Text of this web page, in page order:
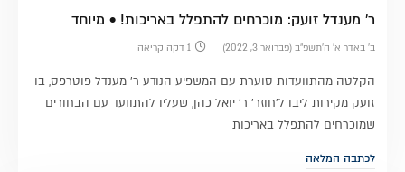
ר' מענדל זועק: מוכרחים להתפלל באריכות! • מיוחד
ב׳ באדר א׳ ה׳תשפ״ב (פברואר 3, 2022) 1 דקה קריאה
הקלטה מהתוועדות סוערת עם המשפיע הנודע ר' מענדל פוטרפס, בו
זועק מקירות ליבו ל'חוזר' ר' יואל כהן, שעליו להתוועד עם הבחורים
שמוכרחים להתפלל באריכות
לכתבה המלאה